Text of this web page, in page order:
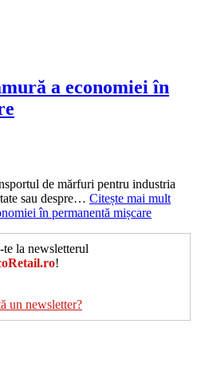
a economiei în
de mărfuri pentru industria
sau despre… Citește mai mult
în permanentă mișcare
te la newsletterul
!
un newsletter?